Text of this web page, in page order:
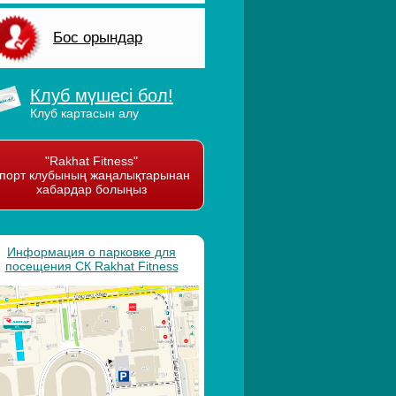
Бос орындар
Клуб мүшесі бол!
Клуб картасын алу
"Rakhat Fitness"
клубының жаңалықтарынан
хабардар болыңыз
Информация о парковке для
посещения СК Rakhat Fitness